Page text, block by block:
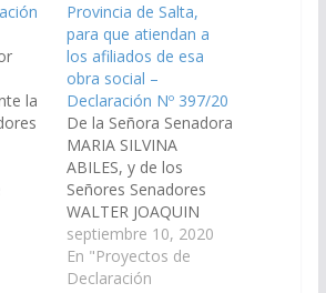
la
Provincia de Salta,
para que atiendan a
los afiliados de esa
obra social –
Declaración Nº 397/20
De la Señora Senadora
MARIA SILVINA
ABILES, y de los
Señores Senadores
WALTER JOAQUIN
ABAN, MARCELO
DURVAL GARCIA,
MASHUR LAPAD,
septiembre 10, 2020
En "Proyectos de
Declaración